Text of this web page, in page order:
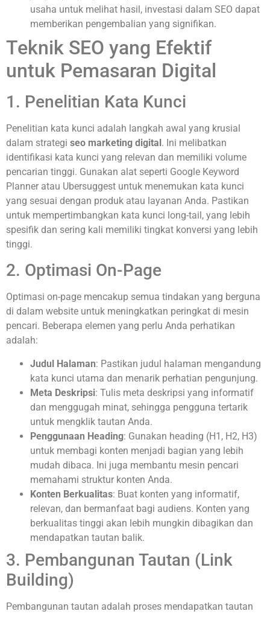
usaha untuk melihat hasil, investasi dalam SEO dapat
memberikan pengembalian yang signifikan.
Teknik SEO yang Efektif
untuk Pemasaran Digital
1. Penelitian Kata Kunci
Penelitian kata kunci adalah langkah awal yang krusial
dalam strategi seo marketing digital. Ini melibatkan
identifikasi kata kunci yang relevan dan memiliki volume
pencarian tinggi. Gunakan alat seperti Google Keyword
Planner atau Ubersuggest untuk menemukan kata kunci
yang sesuai dengan produk atau layanan Anda. Pastikan
untuk mempertimbangkan kata kunci long-tail, yang lebih
spesifik dan sering kali memiliki tingkat konversi yang lebih
tinggi.
2. Optimasi On-Page
Optimasi on-page mencakup semua tindakan yang berguna
di dalam website untuk meningkatkan peringkat di mesin
pencari. Beberapa elemen yang perlu Anda perhatikan
adalah:
Judul Halaman: Pastikan judul halaman mengandung
kata kunci utama dan menarik perhatian pengunjung.
Meta Deskripsi: Tulis meta deskripsi yang informatif
dan menggugah minat, sehingga pengguna tertarik
untuk mengklik tautan Anda.
Penggunaan Heading: Gunakan heading (H1, H2, H3)
untuk membagi konten menjadi bagian yang lebih
mudah dibaca. Ini juga membantu mesin pencari
memahami struktur konten Anda.
Konten Berkualitas: Buat konten yang informatif,
relevan, dan bermanfaat bagi audiens. Konten yang
berkualitas tinggi akan lebih mungkin dibagikan dan
mendapatkan tautan balik.
3. Pembangunan Tautan (Link
Building)
Pembangunan tautan adalah proses mendapatkan tautan